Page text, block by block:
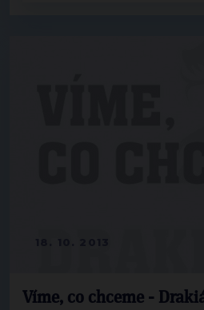
Víme, co chceme -